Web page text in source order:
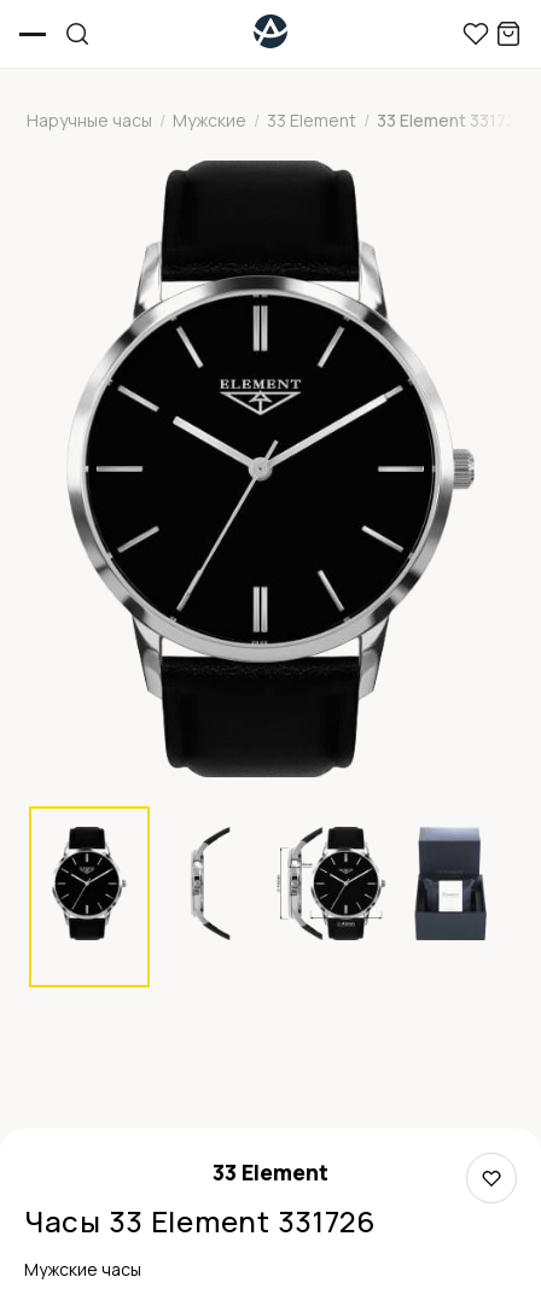
Наручные часы / Мужские / 33 Element / 33 Element 331726
33 Element
Часы 33 Element 331726
Мужские часы